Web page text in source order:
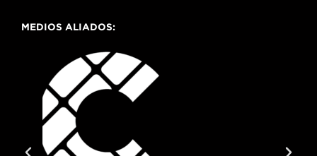
MEDIOS ALIADOS: